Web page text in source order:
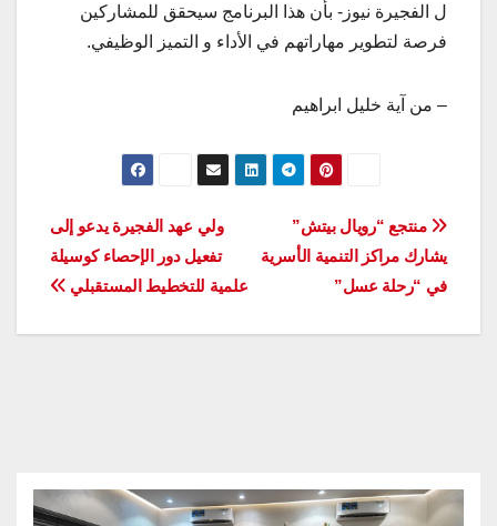
ل الفجيرة نيوز- بأن هذا البرنامج سيحقق للمشاركين
فرصة لتطوير مهاراتهم في الأداء و التميز الوظيفي.
– من آية خليل ابراهيم
تصفّح
المقالات
ولي عهد الفجيرة يدعو إلى
تفعيل دور الإحصاء كوسيلة
علمية للتخطيط المستقبلي
منتجع “رويال بيتش”
يشارك مراكز التنمية الأسرية
في “رحلة عسل”